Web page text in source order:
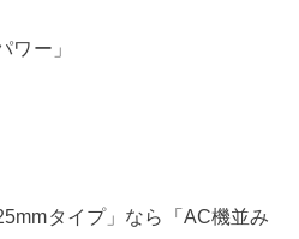
ワー」
タイプ」なら「AC機並み